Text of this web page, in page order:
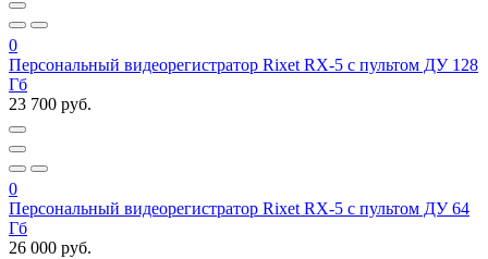
0
Персональный видеорегистратор Rixet RX-5 с пультом ДУ 128
Гб
23 700 руб.
0
Персональный видеорегистратор Rixet RX-5 с пультом ДУ 64
Гб
26 000 руб.